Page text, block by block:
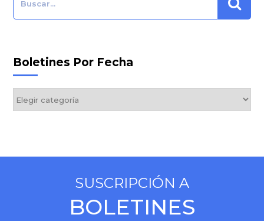
Boletines Por Fecha
Boletines
por
SUSCRIPCIÓN A
BOLETINES